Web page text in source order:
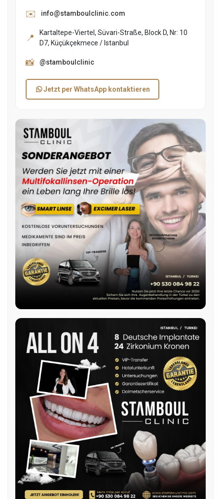
✉️ info@stamboulclinic.com
📍
Kartaltepe-Viertel, Süvari-Straße, Block D, Nr: 10
D7, Küçükçekmece / Istanbul
📸 @stamboulclinic
Jetzt per WhatsApp kontaktieren